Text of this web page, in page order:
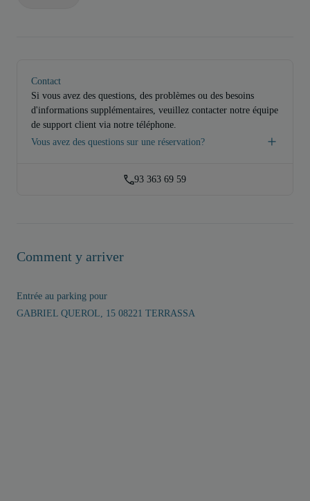
Contact
Si vous avez des questions, des problèmes ou des besoins
d'informations supplémentaires, veuillez contacter notre équipe
de support client via notre téléphone.
Vous avez des questions sur une réservation?
93 363 69 59
Comment y arriver
Entrée au parking pour
GABRIEL QUEROL, 15 08221 TERRASSA